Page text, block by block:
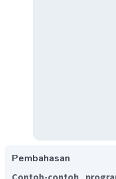
Pembahasan
Contoh-contoh